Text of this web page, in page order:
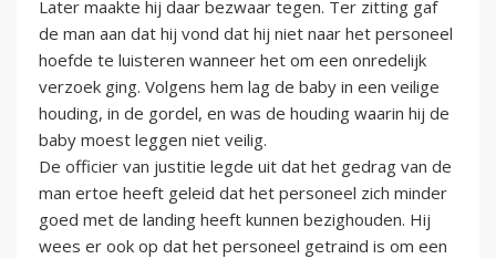
Later maakte hij daar bezwaar tegen. Ter zitting gaf
de man aan dat hij vond dat hij niet naar het personeel
hoefde te luisteren wanneer het om een onredelijk
verzoek ging. Volgens hem lag de baby in een veilige
houding, in de gordel, en was de houding waarin hij de
baby moest leggen niet veilig.
De officier van justitie legde uit dat het gedrag van de
man ertoe heeft geleid dat het personeel zich minder
goed met de landing heeft kunnen bezighouden. Hij
wees er ook op dat het personeel getraind is om een